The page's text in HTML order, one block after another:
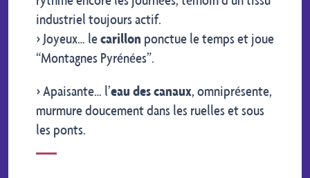
industriel toujours actif.
> Joyeux… lecarillon ponctue le temps et joue
“Montagnes Pyrénées”.
> Apaisante… l’eau des canaux, omniprésente,
murmure doucement dans les ruelles et sous
les ponts.